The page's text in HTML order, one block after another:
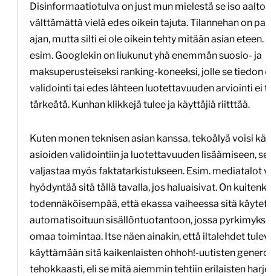
Disinformaatiotulva on just mun mielestä se iso aalto,
välttämättä vielä edes oikein tajuta. Tilannehan on
ajan, mutta silti ei ole oikein tehty mitään asian eteen.
esim. Googlekin on liukunut yhä enemmän suosio- ja
maksuperusteiseksi ranking-koneeksi, jolle se tiedon
validointi tai edes lähteen luotettavuuden arviointi ei
tärkeätä. Kunhan klikkejä tulee ja käyttäjiä riitttää.
Kuten monen teknisen asian kanssa, tekoälyä voisi
asioiden validointiin ja luotettavuuden lisäämiseen,
valjastaa myös faktatarkistukseen. Esim. mediatalot
hyödyntää sitä tällä tavalla, jos haluaisivat. On
todennäköisempää, että ekassa vaiheessa sitä
automatisoituun sisällöntuotantoon, jossa
omaa toimintaa. Itse näen ainakin, että iltalehdet
käyttämään sitä kaikenlaisten ohhoh!-uutisten
tehokkaasti, eli se mitä aiemmin tehtiin erilaisten